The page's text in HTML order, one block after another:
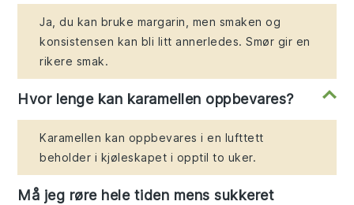
Ja, du kan bruke margarin, men smaken og
konsistensen kan bli litt annerledes. Smør gir en
rikere smak.
Hvor lenge kan karamellen oppbevares?
Karamellen kan oppbevares i en lufttett
beholder i kjøleskapet i opptil to uker.
Må jeg røre hele tiden mens sukkeret